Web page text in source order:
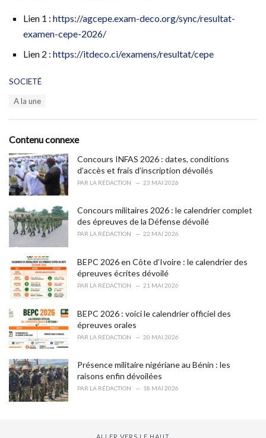
Lien 1 : https://agcepe.exam-deco.org/sync/resultat-
examen-cepe-2026/
Lien 2 : https://itdeco.ci/examens/resultat/cepe
C
o
r
i
e
s
:
SOCIETÉ
:
A la une
Contenu connexe
Concours INFAS 2026 : dates, conditions
d’accès et frais d’inscription dévoilés
PAR LA RÉDACTION 23 MAI 2026
Concours militaires 2026 : le calendrier complet
des épreuves de la Défense dévoilé
PAR LA RÉDACTION 22 MAI 2026
BEPC 2026 en Côte d’Ivoire : le calendrier des
épreuves écrites dévoilé
PAR LA RÉDACTION 21 MAI 2026
BEPC 2026 : voici le calendrier officiel des
épreuves orales
PAR LA RÉDACTION 20 MAI 2026
Présence militaire nigériane au Bénin : les
raisons enfin dévoilées
PAR LA RÉDACTION 18 MAI 2026